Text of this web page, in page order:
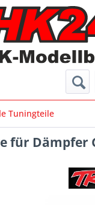
Tuningteile
für Dämpfer